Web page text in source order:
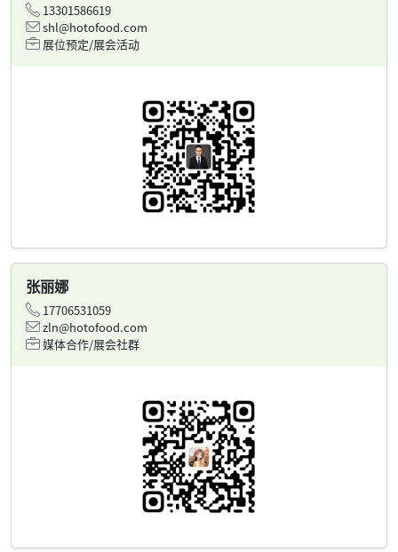
13301586619
shl@hotofood.com
展位预定/展会活动
张丽娜
17706531059
zln@hotofood.com
媒体合作/展会社群